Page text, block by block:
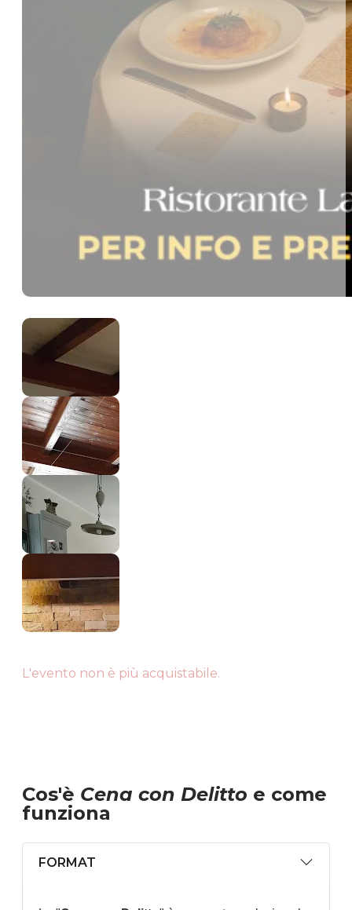
L'evento non è più acquistabile.
Cos'è Cena con Delitto e come
funziona
FORMAT